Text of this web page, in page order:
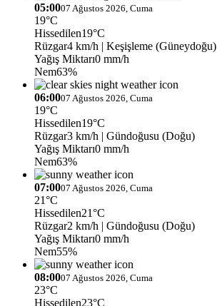
05:0007 Ağustos 2026, Cuma
19°C
Hissedilen19°C
Rüzgar4 km/h | Keşişleme (Güneydoğu)
Yağış Miktarı0 mm/h
Nem63%
06:0007 Ağustos 2026, Cuma
19°C
Hissedilen19°C
Rüzgar3 km/h | Gündoğusu (Doğu)
Yağış Miktarı0 mm/h
Nem63%
07:0007 Ağustos 2026, Cuma
21°C
Hissedilen21°C
Rüzgar2 km/h | Gündoğusu (Doğu)
Yağış Miktarı0 mm/h
Nem55%
08:0007 Ağustos 2026, Cuma
23°C
Hissedilen23°C